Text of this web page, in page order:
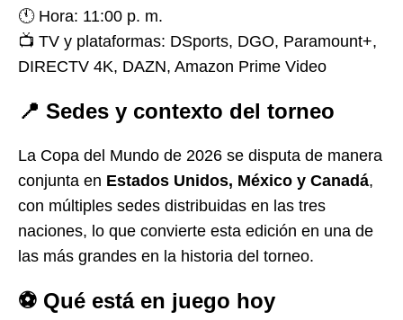
🕚 Hora: 11:00 p. m.
📺 TV y plataformas: DSports, DGO, Paramount+,
DIRECTV 4K, DAZN, Amazon Prime Video
📍 Sedes y contexto del torneo
La Copa del Mundo de 2026 se disputa de manera
conjunta en Estados Unidos, México y Canadá,
con múltiples sedes distribuidas en las tres
naciones, lo que convierte esta edición en una de
las más grandes en la historia del torneo.
⚽ Qué está en juego hoy